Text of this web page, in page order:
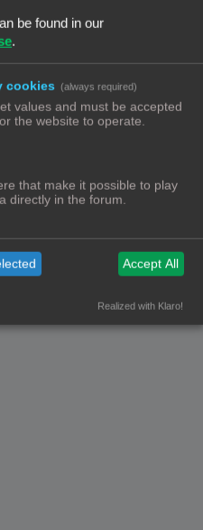
Alle tijden zijn
door
phpBB.nl
be found in our
.
cookies (always required)
values and must be accepted
the website to operate.
that make it possible to play
directly in the forum.
Accept All
Realized with Klaro!